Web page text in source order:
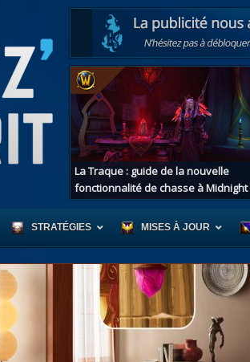
La Traque : guide de la nouvelle
fonctionnalité de chasse à Midnight
Coeur d'Azeroth
Exploration des îles
Les
Rivage
STRATÉGIES MISES À JOUR